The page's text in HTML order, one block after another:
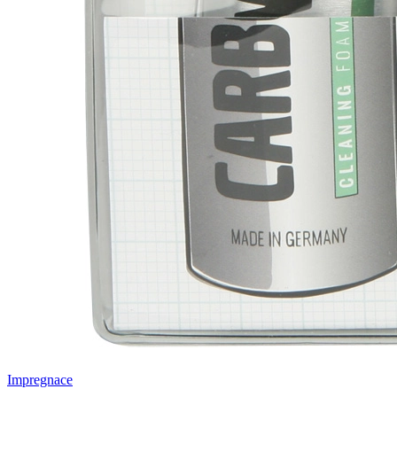
Impregnace